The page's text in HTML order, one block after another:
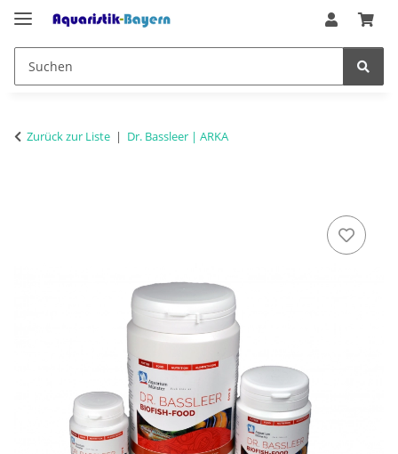
Zurück zur Liste Dr. Bassleer | ARKA